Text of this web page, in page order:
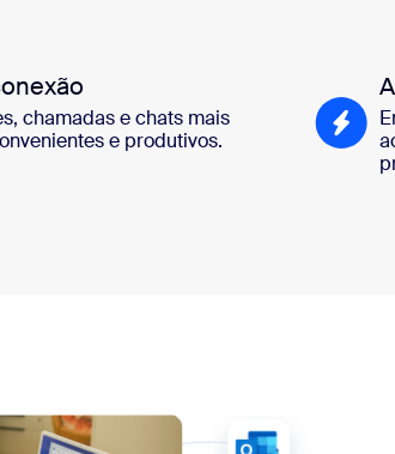
chamadas e chats mais
e produtivos.